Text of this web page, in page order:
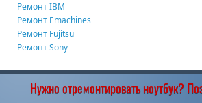
Ремонт IBM
Ремонт Emachines
Ремонт Fujitsu
Ремонт Sony
Нужно отремонтировать ноутбук?